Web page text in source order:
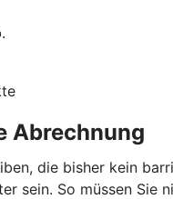
Abrechnung
die bisher kein
sein. So müssen